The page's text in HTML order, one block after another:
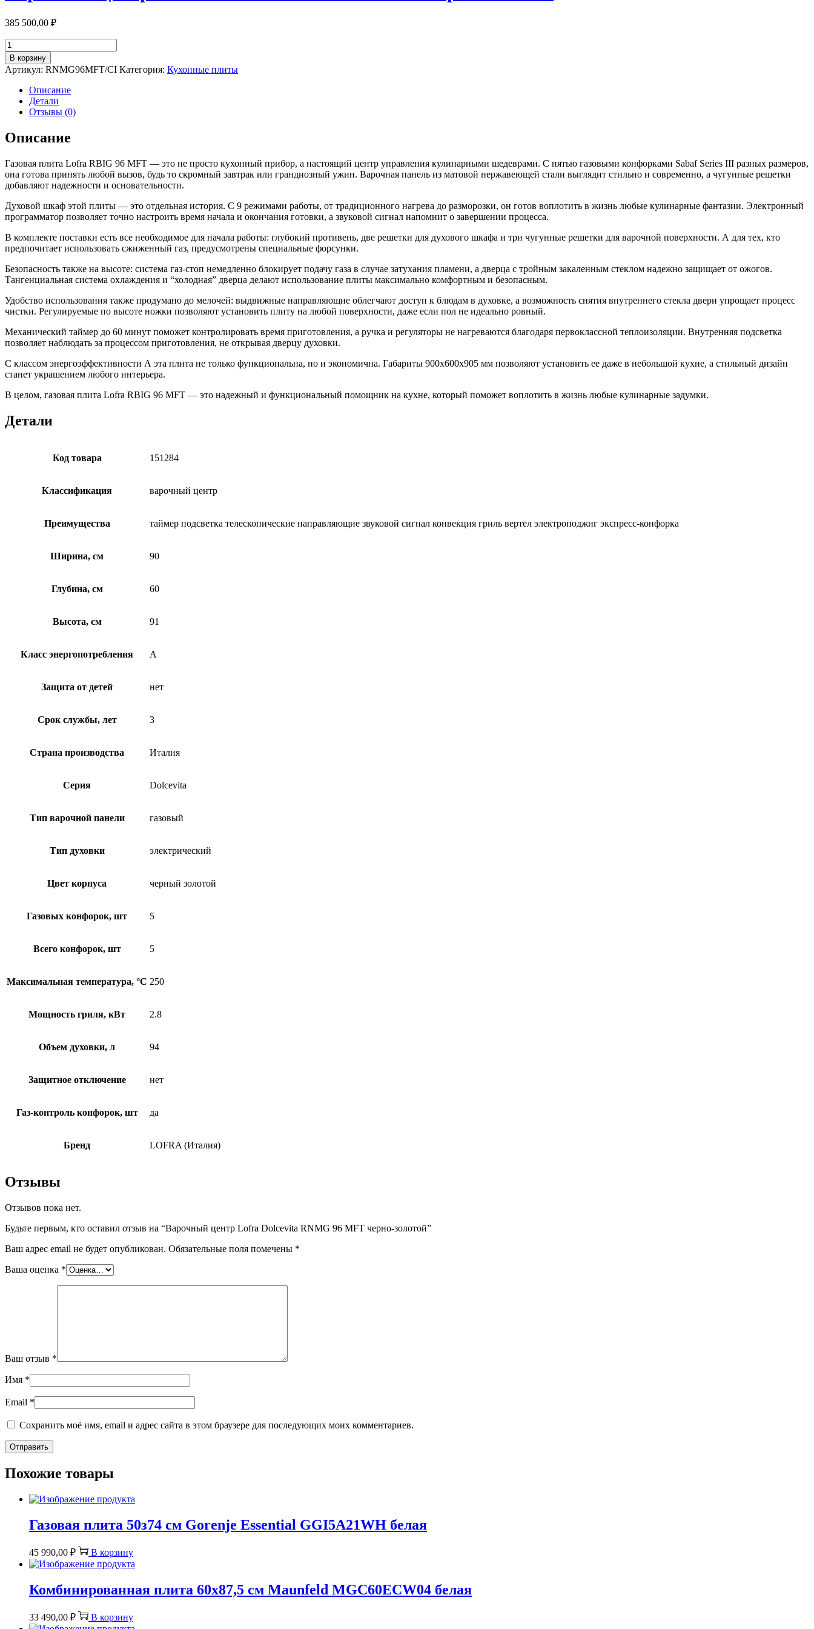
385 500,00 ₽
Количество
товара
Варочный
центр
Lofra
Dolcevita
RNMG
MFT
черно-
В корзину
Артикул: RNMG96MFT/CI Категория: Кухонные плиты
Описание
Детали
Отзывы (0)
Описание
Газовая плита Lofra RBIG 96 MFT — это не просто кухонный прибор, а настоящий центр управления кулинарными шедеврами. С пятью газовыми конфорками Sabaf Series III разных размеров,
она готова принять любой вызов, будь то скромный завтрак или грандиозный ужин. Варочная панель из матовой нержавеющей стали выглядит стильно и современно, а чугунные решетки
добавляют надежности и основательности.
Духовой шкаф этой плиты — это отдельная история. С 9 режимами работы, от традиционного нагрева до разморозки, он готов воплотить в жизнь любые кулинарные фантазии. Электронный
программатор позволяет точно настроить время начала и окончания готовки, а звуковой сигнал напомнит о завершении процесса.
В комплекте поставки есть все необходимое для начала работы: глубокий противень, две решетки для духового шкафа и три чугунные решетки для варочной поверхности. А для тех, кто
предпочитает использовать сжиженный газ, предусмотрены специальные форсунки.
Безопасность также на высоте: система газ-стоп немедленно блокирует подачу газа в случае затухания пламени, а дверца с тройным закаленным стеклом надежно защищает от ожогов.
Тангенциальная система охлаждения и “холодная” дверца делают использование плиты максимально комфортным и безопасным.
Удобство использования также продумано до мелочей: выдвижные направляющие облегчают доступ к блюдам в духовке, а возможность снятия внутреннего стекла двери упрощает процесс
чистки. Регулируемые по высоте ножки позволяют установить плиту на любой поверхности, даже если пол не идеально ровный.
Механический таймер до 60 минут поможет контролировать время приготовления, а ручка и регуляторы не нагреваются благодаря первоклассной теплоизоляции. Внутренняя подсветка
позволяет наблюдать за процессом приготовления, не открывая дверцу духовки.
С классом энергоэффективности А эта плита не только функциональна, но и экономична. Габариты 900х600х905 мм позволяют установить ее даже в небольшой кухне, а стильный дизайн
станет украшением любого интерьера.
В целом, газовая плита Lofra RBIG 96 MFT — это надежный и функциональный помощник на кухне, который поможет воплотить в жизнь любые кулинарные задумки.
Детали
Код товара 151284
Классификация варочный центр
Преимущества таймер подсветка телескопические направляющие звуковой сигнал конвекция гриль вертел электроподжиг экспресс-конфорка
Ширина, см 90
Глубина, см 60
Высота, см 91
Класс энергопотребления A
Защита от детей нет
Срок службы, лет 3
Страна производства Италия
Серия Dolcevita
Тип варочной панели газовый
Тип духовки электрический
Цвет корпуса черный золотой
Газовых конфорок, шт 5
Всего конфорок, шт 5
Максимальная температура, °С 250
Мощность гриля, кВт 2.8
Объем духовки, л 94
Защитное отключение нет
Газ-контроль конфорок, шт да
Бренд LOFRA (Италия)
Отзывы
Отзывов пока нет.
Будьте первым, кто оставил отзыв на “Варочный центр Lofra Dolcevita RNMG 96 MFT черно-золотой”
Ваш адрес email не будет опубликован. Обязательные поля помечены *
Ваша оценка *
Ваш отзыв *
Имя *
Email *
Сохранить моё имя, email и адрес сайта в этом браузере для последующих моих комментариев.
Похожие товары
Газовая плита 50з74 см Gorenje Essential GGI5A21WH белая
45 990,00 ₽ В корзину
Комбинированная плита 60х87,5 см Maunfeld MGC60ECW04 белая
33 490,00 ₽ В корзину